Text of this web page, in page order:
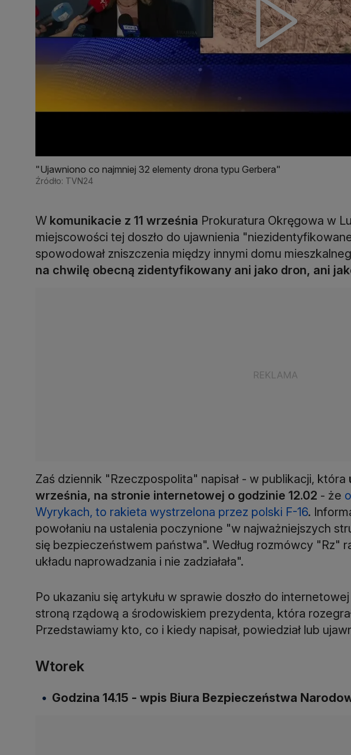
"Ujawniono co najmniej 32 elementy drona typu Gerbera"
Źródło: TVN24
W komunikacie z 11 września Prokuratura Okręgowa w
miejscowości tej doszło do ujawnienia
spowodował zniszczenia między innymi domu
na chwilę obecną zidentyfikowany ani jako dron, ani
Zaś dziennik "Rzeczpospolita" napisał - w publikacji, która
września, na stronie internetowej o godzinie 12.02 - że
Wyrykach, to rakieta wystrzelona przez polski F-16.
powołaniu na ustalenia poczynione "w najważniejszych
się bezpieczeństwem państwa". Według rozmówcy "Rz"
układu naprowadzania i nie zadziałała".
Po ukazaniu się artykułu w sprawie doszło do
stroną rządową a środowiskiem prezydenta, która
Przedstawiamy kto, co i kiedy napisał, powiedział lub
Wtorek
Godzina 14.15 - wpis Biura Bezpieczeństwa